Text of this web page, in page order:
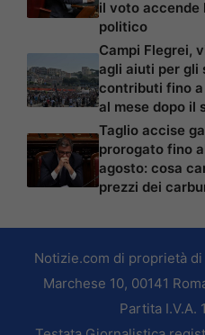
il voto accende
politico
Campi Flegrei,
agli aiuti per gli
contributi fino
al mese dopo il
Taglio accise
prorogato fino
agosto: cosa
prezzi dei
Notizie.com di proprietà di
Marchese 10, 00141
Partita I.V.A.